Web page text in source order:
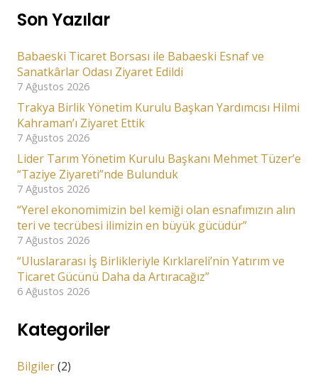
Son Yazılar
Babaeski Ticaret Borsası ile Babaeski Esnaf ve
Sanatkârlar Odası Ziyaret Edildi
7 Ağustos 2026
Trakya Birlik Yönetim Kurulu Başkan Yardımcısı Hilmi
Kahraman’ı Ziyaret Ettik
7 Ağustos 2026
Lider Tarım Yönetim Kurulu Başkanı Mehmet Tüzer’e
“Taziye Ziyareti”nde Bulunduk
7 Ağustos 2026
“Yerel ekonomimizin bel kemiği olan esnafımızın alın
teri ve tecrübesi ilimizin en büyük gücüdür”
7 Ağustos 2026
“Uluslararası İş Birlikleriyle Kırklareli’nin Yatırım ve
Ticaret Gücünü Daha da Artıracağız”
6 Ağustos 2026
Kategoriler
Bilgiler(2)